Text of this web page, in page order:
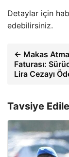
Detaylar için
edebilirsiniz.
← Makas
Faturası:
Lira Cezayı
Tavsiye